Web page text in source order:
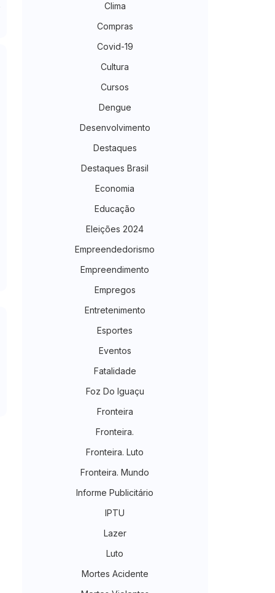
Clima
Compras
Covid-19
Cultura
Cursos
Dengue
Desenvolvimento
Destaques
Destaques Brasil
Economia
Educação
Eleições 2024
Empreendedorismo
Empreendimento
Empregos
Entretenimento
Esportes
Eventos
Fatalidade
Foz Do Iguaçu
Fronteira
Fronteira.
Fronteira. Luto
Fronteira. Mundo
Informe Publicitário
IPTU
Lazer
Luto
Mortes Acidente